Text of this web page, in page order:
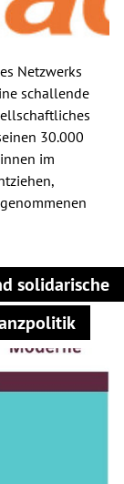
Netzwerks
schallende
30.000
im
solidarische